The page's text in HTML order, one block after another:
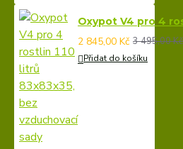
Oxypot V4 pro 4
2 845,00 Kč 3 495,00 Kč
Přidat do košíku